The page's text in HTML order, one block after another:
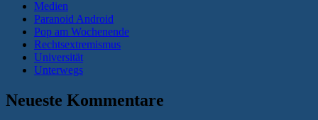
Medien
Paranoid Android
Pop am Wochenende
Rechtsextremismus
Universität
Unterwegs
Neueste Kommentare